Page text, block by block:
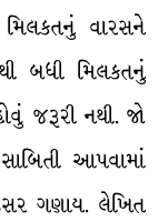
વારસને
બધી મિલકતનું
જરૂરી નથી. જો
આપવામાં
ગણાય. લેખિત